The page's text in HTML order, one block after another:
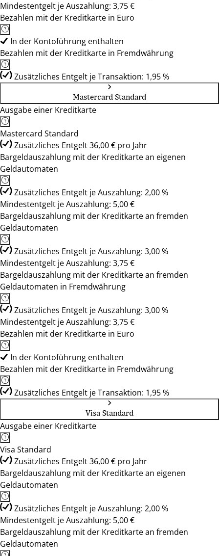
Mindestentgelt je Auszahlung: 3,75 €
Bezahlen mit der Kreditkarte in Euro
In der Kontoführung enthalten
Bezahlen mit der Kreditkarte in Fremdwährung
Zusätzliches Entgelt je Transaktion: 1,95 %
Mastercard Standard
Ausgabe einer Kreditkarte
Mastercard Standard
Zusätzliches Entgelt 36,00 € pro Jahr
Bargeldauszahlung mit der Kreditkarte an eigenen
Geldautomaten
Zusätzliches Entgelt je Auszahlung: 2,00 %
Mindestentgelt je Auszahlung: 5,00 €
Bargeldauszahlung mit der Kreditkarte an fremden
Geldautomaten
Zusätzliches Entgelt je Auszahlung: 3,00 %
Mindestentgelt je Auszahlung: 3,75 €
Bargeldauszahlung mit der Kreditkarte an fremden
Geldautomaten in Fremdwährung
Zusätzliches Entgelt je Auszahlung: 3,00 %
Mindestentgelt je Auszahlung: 3,75 €
Bezahlen mit der Kreditkarte in Euro
In der Kontoführung enthalten
Bezahlen mit der Kreditkarte in Fremdwährung
Zusätzliches Entgelt je Transaktion: 1,95 %
Visa Standard
Ausgabe einer Kreditkarte
Visa Standard
Zusätzliches Entgelt 36,00 € pro Jahr
Bargeldauszahlung mit der Kreditkarte an eigenen
Geldautomaten
Zusätzliches Entgelt je Auszahlung: 2,00 %
Mindestentgelt je Auszahlung: 5,00 €
Bargeldauszahlung mit der Kreditkarte an fremden
Geldautomaten